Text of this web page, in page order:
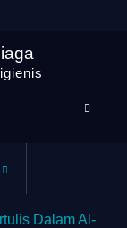
Dalam Al-